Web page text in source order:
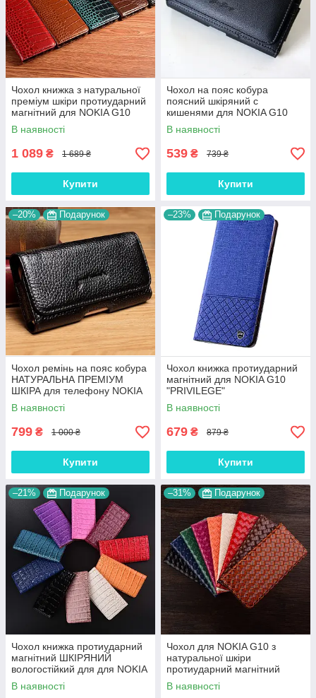
Чохол книжка з натуральної
преміум шкіри протиударний
магнітний для NOKIA G10
"CROCODILE"
В наявності
1 089 ₴ 1 689 ₴
Купити
Чохол на пояс кобура
поясний шкіряний c
кишенями для NOKIA G10
"RAMOS"
В наявності
539 ₴ 739 ₴
Купити
–20% Подарунок
Чохол ремінь на пояс кобура
НАТУРАЛЬНА ПРЕМІУМ
ШКІРА для телефону NOKIA
G10 "FLOTAR"
В наявності
799 ₴ 1 000 ₴
Купити
–23% Подарунок
Чохол книжка протиударний
магнітний для NOKIA G10
"PRIVILEGE"
В наявності
679 ₴ 879 ₴
Купити
–21% Подарунок
Чохол книжка протиударний
магнітний ШКІРЯНИЙ
вологостійкий для для NOKIA
G10 "LUXON"
В наявності
–31% Подарунок
Чохол для NOKIA G10 з
натуральної шкіри
протиударний магнітний
книжка з підставкою
"VENETTA"
В наявності